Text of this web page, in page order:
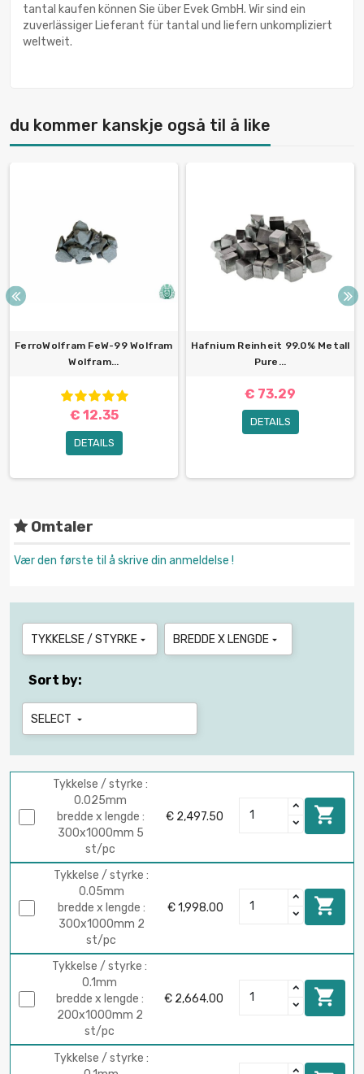
tantal kaufen können Sie über Evek GmbH. Wir sind ein
zuverlässiger Lieferant für tantal und liefern unkompliziert
weltweit.
du kommer kanskje også til å like
FerroWolfram FeW-99 Wolfram
Wolfram...
€ 12.35
DETAILS
Hafnium Reinheit 99.0% Metall
Pure...
€ 73.29
DETAILS
Omtaler
Vær den første til å skrive din anmeldelse !
TYKKELSE / STYRKE  BREDDE X LENGDE 
Sort by:
SELECT 
Tykkelse / styrke :
0.025mm
bredde x lengde :
300x1000mm 5
st/pc
€ 2,497.50 
Tykkelse / styrke :
0.05mm
bredde x lengde :
300x1000mm 2
st/pc
€ 1,998.00 
Tykkelse / styrke :
0.1mm
bredde x lengde :
200x1000mm 2
st/pc
€ 2,664.00 
Tykkelse / styrke :